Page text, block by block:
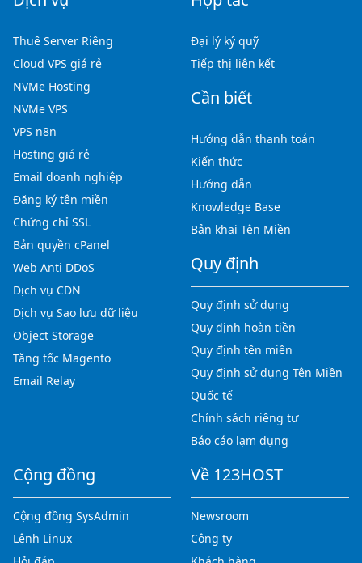
Thuê Server Riêng
Cloud VPS giá rẻ
NVMe Hosting
NVMe VPS
VPS n8n
Hosting giá rẻ
Email doanh nghiệp
Đăng ký tên miền
Chứng chỉ SSL
Bản quyền cPanel
Web Anti DDoS
Dịch vụ CDN
Dịch vụ Sao lưu dữ liệu
Object Storage
Tăng tốc Magento
Email Relay
Đại lý ký quỹ
Tiếp thị liên kết
Cần biết
Hướng dẫn thanh toán
Kiến thức
Hướng dẫn
Knowledge Base
Bản khai Tên Miền
Quy định
Quy định sử dụng
Quy định hoàn tiền
Quy định tên miền
Quy định sử dụng Tên Miền
Quốc tế
Chính sách riêng tư
Báo cáo lạm dụng
Cộng đồng
Cộng đồng SysAdmin
Lệnh Linux
Về 123HOST
Newsroom
Công ty